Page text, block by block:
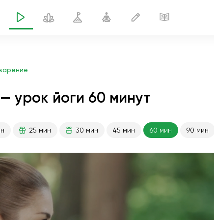
урок йоги 60 минут
25 мин 30 мин 45 мин 60 мин 90 мин